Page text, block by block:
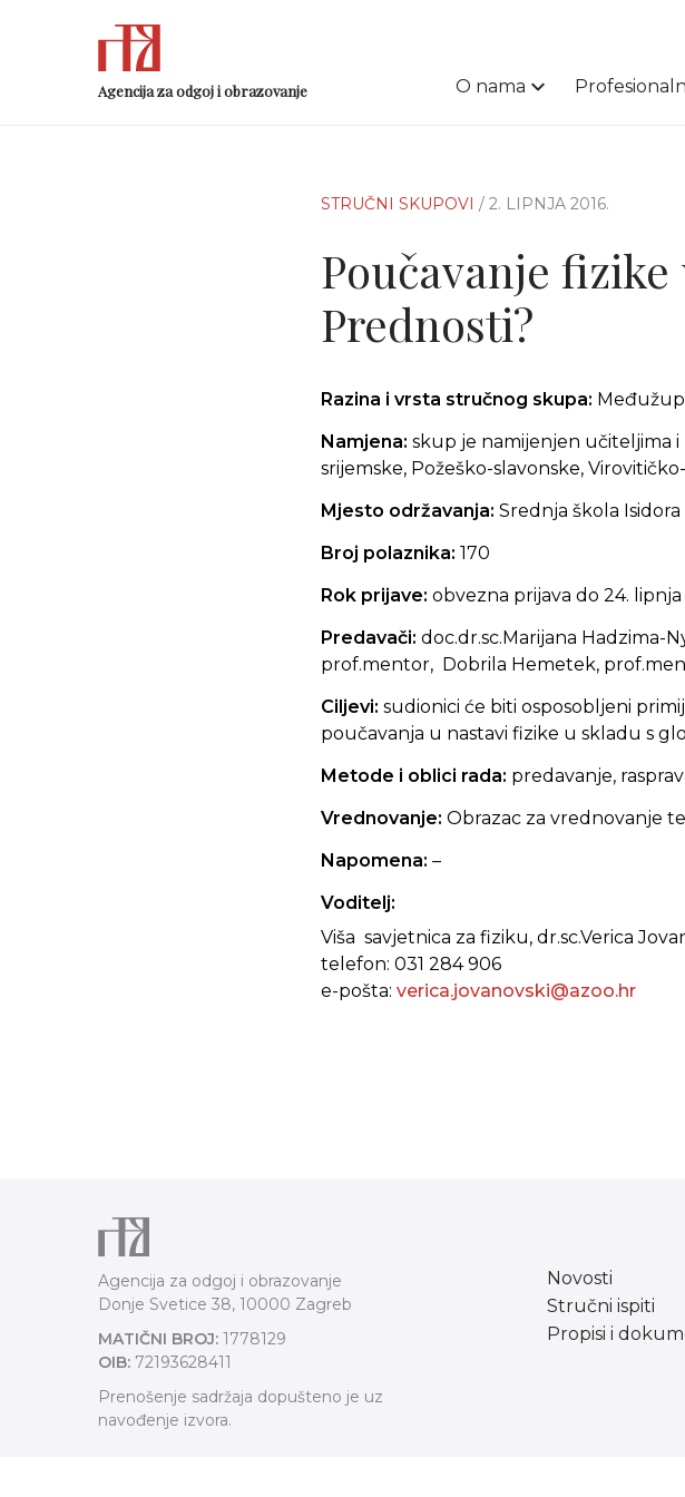
Agencija za odgoj i obrazovanje O nama
STRUČNI SKUPOVI / 2. LIPNJA 2016.
Poučavanje fizike
Prednosti?
Razina i vrsta stručnog skupa:
Namjena: skup je namijenjen učiteljima i
srijemske, Požeško-slavonske,
Mjesto održavanja: Srednja škola
Broj polaznika: 170
Rok prijave: obvezna prijava do 24. lipnja
Predavači: doc.dr.sc.Marijana Hadzima-
prof.mentor, Dobrila Hemetek,
Ciljevi: sudionici će biti osposobljeni
poučavanja u nastavi fizike u skladu s
Metode i oblici rada: predavanje,
Vrednovanje: Obrazac za vrednovanje
Napomena: –
Voditelj:
Viša savjetnica za fiziku, dr.sc.Verica
telefon: 031 284 906
e-pošta: verica.jovanovski@azoo.hr
Agencija za odgoj i obrazovanje
Donje Svetice 38, 10000 Zagreb
MATIČNI BROJ: 1778129
OIB: 72193628411
Prenošenje sadržaja dopušteno je uz
navođenje izvora.
Novosti
Stručni ispiti
Propisi i